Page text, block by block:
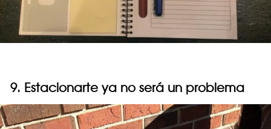
9. Estacionarte ya no será un problema